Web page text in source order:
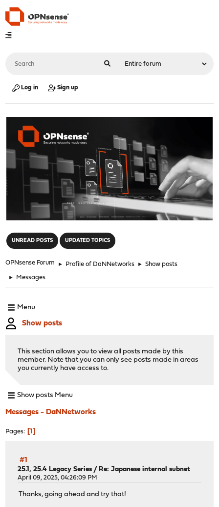
Log in Sign up
UNREAD POSTS UPDATED TOPICS
OPNsense Forum ► Profile of DaNNetworks ► Show posts
► Messages
Menu
Show posts
This section allows you to view all posts made by this
member. Note that you can only see posts made in areas
you currently have access to.
Show posts Menu
Messages - DaNNetworks
Pages 1
#1
25.1, 25.4 Legacy Series / Re: Japanese internal subnet
April 09, 2025, 04:26:09 PM
Thanks, going ahead and try that!